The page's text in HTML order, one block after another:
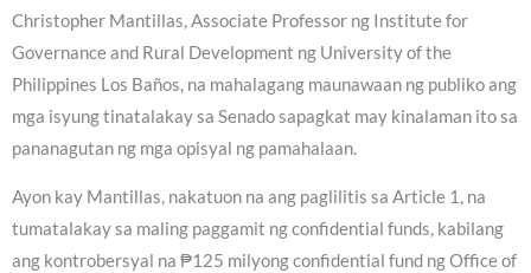
Christopher Mantillas, Associate Professor ng Institute for
Governance and Rural Development ng University of the
Philippines Los Baños, na mahalagang maunawaan ng publiko ang
mga isyung tinatalakay sa Senado sapagkat may kinalaman ito sa
pananagutan ng mga opisyal ng pamahalaan.
Ayon kay Mantillas, nakatuon na ang paglilitis sa Article 1, na
tumatalakay sa maling paggamit ng confidential funds, kabilang
ang kontrobersyal na ₱125 milyong confidential fund ng Office of